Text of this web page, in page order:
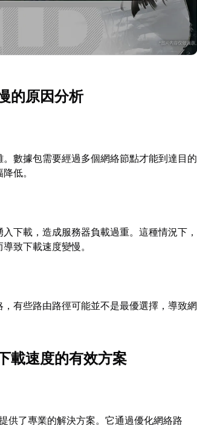
的原因分析
數據包需要經過多個網絡節點才能到達目的
低。
下載，造成服務器負載過重。這種情況下，
致下載速度變慢。
有些路由路徑可能並不是最優選擇，導致網
載速度的有效方案
供了專業的解決方案。它通過優化網絡路